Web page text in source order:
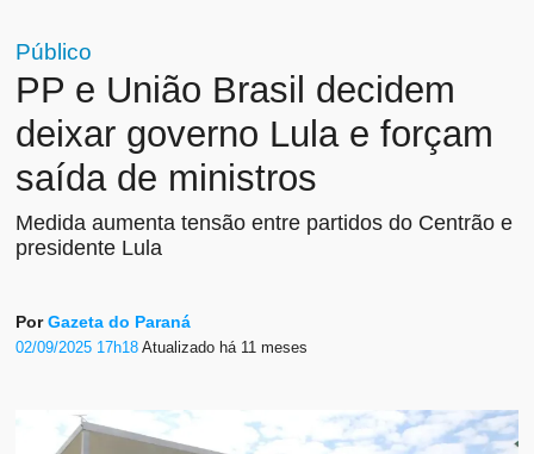
Público
PP e União Brasil decidem
deixar governo Lula e forçam
saída de ministros
Medida aumenta tensão entre partidos do Centrão e
presidente Lula
PorGazeta do Paraná
02/09/2025 17h18Atualizado há 11 meses